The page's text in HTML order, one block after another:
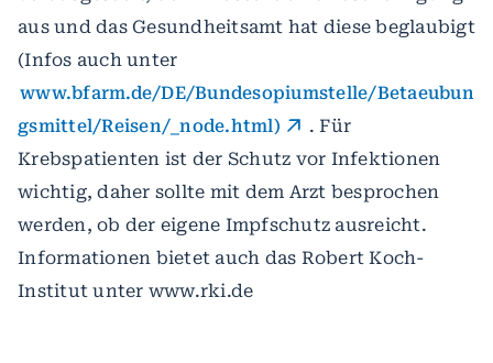
aus und das Gesundheitsamt hat diese beglaubigt
(Infos auch unter
www.bfarm.de/DE/Bundesopiumstelle/Betaeubun
gsmittel/Reisen/_node.html)
. Für
Krebspatienten ist der Schutz vor Infektionen
wichtig, daher sollte mit dem Arzt besprochen
werden, ob der eigene Impfschutz ausreicht.
Informationen bietet auch das Robert Koch-
Institut unter www.rki.de